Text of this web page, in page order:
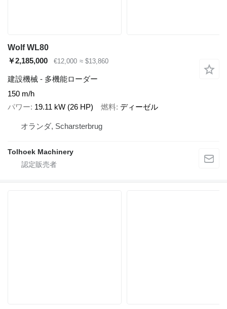
Wolf WL80
￥2,185,000
€12,000 ≈ $13,860
建設機械 - 多機能ローダー
150 m/h
パワー 19.11 kW (26 HP) 燃料 ディーゼル
オランダ, Scharsterbrug
Tolhoek Machinery